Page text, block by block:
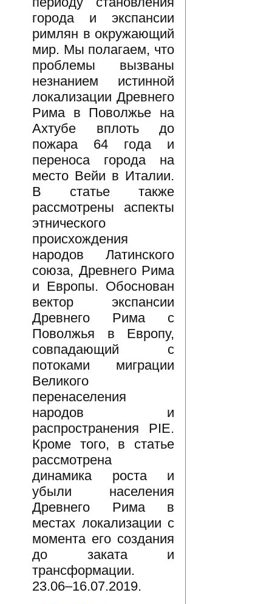
города и экспансии
римлян в окружающий
мир. Мы полагаем, что
проблемы вызваны
незнанием истинной
локализации Древнего
Рима в Поволжье на
Ахтубе вплоть до
пожара 64 года и
переноса города на
место Вейи в Италии.
В статье также
рассмотрены аспекты
этнического
происхождения
народов Латинского
союза, Древнего Рима
и Европы. Обоснован
вектор экспансии
Древнего Рима с
Поволжья в Европу,
совпадающий с
потоками миграции
Великого
перенаселения
народов и
распространения PIE.
Кроме того, в статье
рассмотрена
динамика роста и
убыли населения
Древнего Рима в
местах локализации с
момента его создания
до заката и
трансформации.
23.06–16.07.2019.